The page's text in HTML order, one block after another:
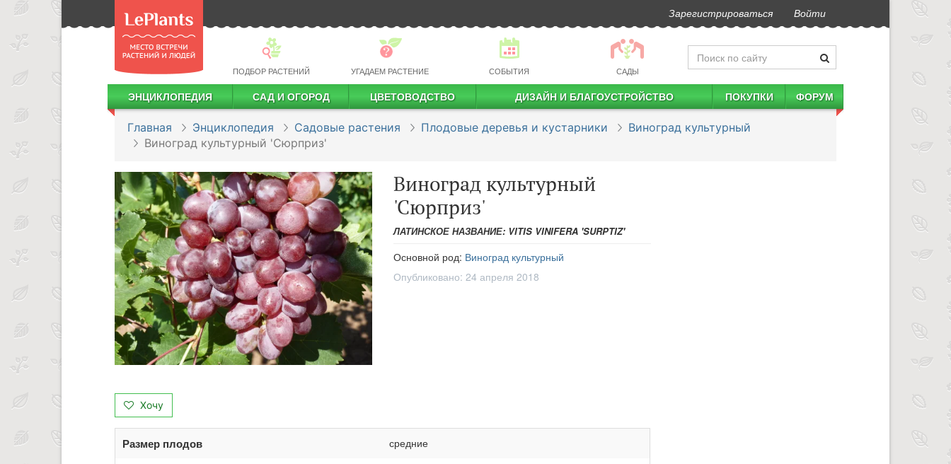
Зарегистрироваться Войти
ПОДБОР РАСТЕНИЙ УГАДАЕМ РАСТЕНИЕ СОБЫТИЯ САДЫ
ЭНЦИКЛОПЕДИЯ САД И ОГОРОД ЦВЕТОВОДСТВО ДИЗАЙН И БЛАГОУСТРОЙСТВО ПОКУПКИ ФОРУМ
Главная Энциклопедия Садовые растения Плодовые деревья и кустарники
Виноград культурный
Виноград культурный 'Сюрприз'
Виноград культурный
'Сюрприз'
ЛАТИНСКОЕ НАЗВАНИЕ: VITIS VINIFERA 'SURPTIZ'
Основной род: Виноград культурный
Опубликовано: 24 апреля 2018
Хочу
Размер плодов средние